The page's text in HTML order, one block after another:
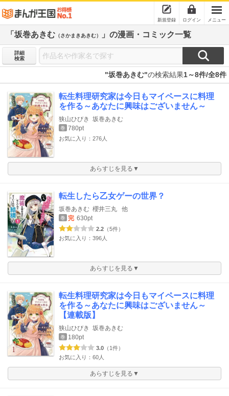
新規登録 ログイン メニュー
「坂巻あきむ （さかまきあきむ） 」の漫画・コミック一覧
詳細
検索
"坂巻あきむ"の検索結果1～8件/全8件
転生料理研究家は今日もマイペースに料理
を作る～あなたに興味はございません～
狭山ひびき 坂巻あきむ
巻 780pt
お気に入り：276人
あらすじを見る▼
転生したら乙女ゲーの世界？
坂巻あきむ 櫻井三丸 他
巻 完 630pt
2.2 （5件）
お気に入り：396人
あらすじを見る▼
転生料理研究家は今日もマイペースに料理
を作る～あなたに興味はございません～
【連載版】
狭山ひびき 坂巻あきむ
巻 180pt
3.0 （1件）
お気に入り：60人
あらすじを見る▼